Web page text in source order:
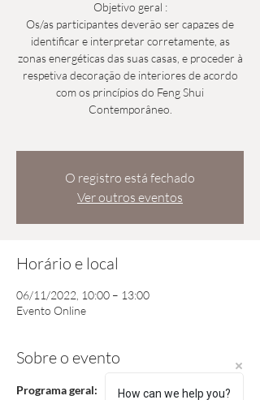
Objetivo geral :
Os/as participantes deverão ser capazes de
identificar e interpretar corretamente, as
zonas energéticas das suas casas, e proceder à
respetiva decoração de interiores de acordo
com os princípios do Feng Shui
Contemporâneo.
O registro está fechado
Ver outros eventos
Horário e local
06/11/2022, 10:00 – 13:00
Evento Online
Sobre o evento
Programa geral:
How can we help you?